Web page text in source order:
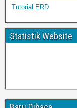
Tutorial ERD
Statistik Website